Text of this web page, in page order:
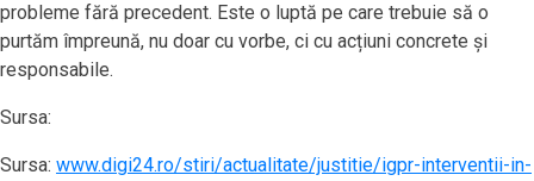
probleme fără precedent. Este o luptă pe care trebuie să o
purtăm împreună, nu doar cu vorbe, ci cu acțiuni concrete și
responsabile.
Sursa:
Sursa: www.digi24.ro/stiri/actualitate/justitie/igpr-interventii-in-